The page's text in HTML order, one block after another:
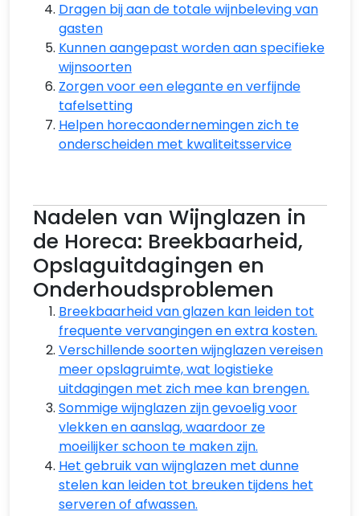
Dragen bij aan de totale wijnbeleving van
gasten
Kunnen aangepast worden aan specifieke
wijnsoorten
Zorgen voor een elegante en verfijnde
tafelsetting
Helpen horecaondernemingen zich te
onderscheiden met kwaliteitsservice
Nadelen van Wijnglazen in
de Horeca: Breekbaarheid,
Opslaguitdagingen en
Onderhoudsproblemen
Breekbaarheid van glazen kan leiden tot
frequente vervangingen en extra kosten.
Verschillende soorten wijnglazen vereisen
meer opslagruimte, wat logistieke
uitdagingen met zich mee kan brengen.
Sommige wijnglazen zijn gevoelig voor
vlekken en aanslag, waardoor ze
moeilijker schoon te maken zijn.
Het gebruik van wijnglazen met dunne
stelen kan leiden tot breuken tijdens het
serveren of afwassen.